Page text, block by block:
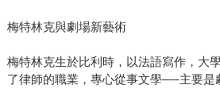
梅特林克與劇場新藝術
梅特林克生於比利時，以法語寫作，大
了律師的職業，專心從事文學──主要是